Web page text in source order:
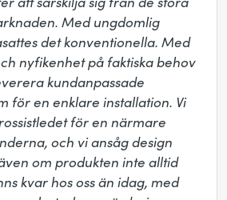
Med ungdomlig
det konventionella. Med
nyfikenhet på faktiska behov
kundanpassade
för en enklare installation. Vi
för en närmare
och vi ansåg design
om produkten inte alltid
kvar hos oss än idag, med